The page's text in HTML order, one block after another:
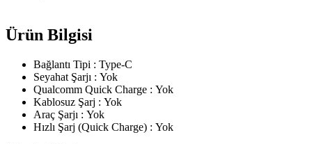
Ürün Bilgisi
Bağlantı Tipi : Type-C
Seyahat Şarjı : Yok
Qualcomm Quick Charge : Yok
Kablosuz Şarj : Yok
Araç Şarjı : Yok
Hızlı Şarj (Quick Charge) : Yok